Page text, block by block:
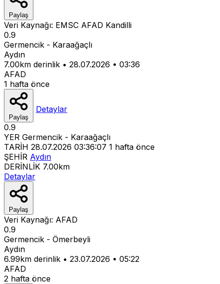
Paylaş
Veri Kaynağı: EMSC AFAD Kandilli
0.9
Germencik - Karaağaçlı
Aydın
7.00km derinlik • 28.07.2026 • 03:36
AFAD
1 hafta önce
Paylaş
Detaylar
0.9
YER Germencik - Karaağaçlı
TARİH 28.07.2026 03:36:07 1 hafta önce
ŞEHİR Aydın
DERİNLİK 7.00km
Detaylar
Paylaş
Veri Kaynağı: AFAD
0.9
Germencik - Ömerbeyli
Aydın
6.99km derinlik • 23.07.2026 • 05:22
AFAD
2 hafta önce